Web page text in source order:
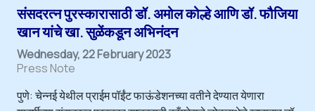
संसदरत्न पुरस्कारासाठी डॉ. अमोल कोल्हे आणि डॉ. फौजिया
खान यांचे खा. सुळेंकडून अभिनंदन
Wednesday, 22 February 2023
Press Note
पुणे: चेन्नई येथील प्राईम पॉईंट फाऊंडेशनच्या वतीने देण्यात येणारा